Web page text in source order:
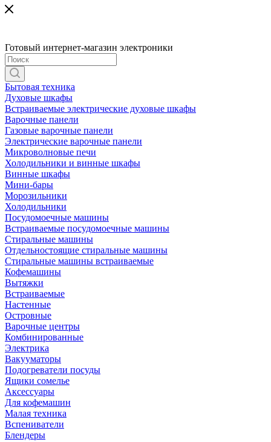
Готовый интернет-магазин электроники
Бытовая техника
Духовые шкафы
Встраиваемые электрические духовые шкафы
Варочные панели
Газовые варочные панели
Электрические варочные панели
Микроволновые печи
Холодильники и винные шкафы
Винные шкафы
Мини-бары
Морозильники
Холодильники
Посудомоечные машины
Встраиваемые посудомоечные машины
Стиральные машины
Отдельностоящие стиральные машины
Стиральные машины встраиваемые
Кофемашины
Вытяжки
Встраиваемые
Настенные
Островные
Варочные центры
Комбинированные
Электрика
Вакууматоры
Подогреватели посуды
Ящики сомелье
Аксессуары
Для кофемашин
Малая техника
Вспениватели
Блендеры